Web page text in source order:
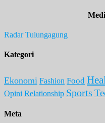
Radar Tulungagung
Kategori
Ekonomi Fashion Food
Opini Relationship Sports
Meta